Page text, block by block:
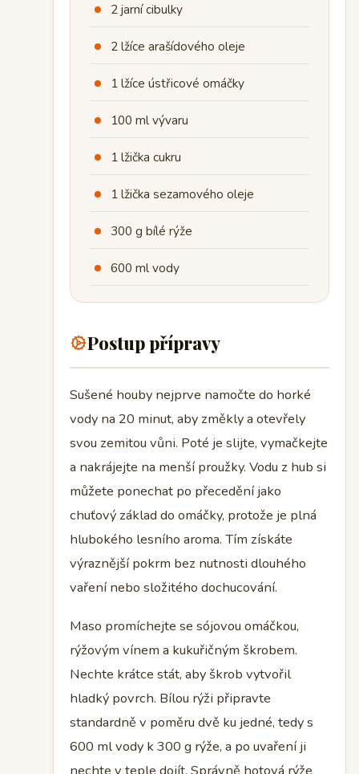
2 jarní cibulky
2 lžíce arašídového oleje
1 lžíce ústřicové omáčky
100 ml vývaru
1 lžička cukru
1 lžička sezamového oleje
300 g bílé rýže
600 ml vody
Postup přípravy
Sušené houby nejprve namočte do horké
vody na 20 minut, aby změkly a otevřely
svou zemitou vůni. Poté je slijte, vymačkejte
a nakrájejte na menší proužky. Vodu z hub si
můžete ponechat po přecedění jako
chuťový základ do omáčky, protože je plná
hlubokého lesního aroma. Tím získáte
výraznější pokrm bez nutnosti dlouhého
vaření nebo složitého dochucování.
Maso promíchejte se sójovou omáčkou,
rýžovým vínem a kukuřičným škrobem.
Nechte krátce stát, aby škrob vytvořil
hladký povrch. Bílou rýži připravte
standardně v poměru dvě ku jedné, tedy s
600 ml vody k 300 g rýže, a po uvaření ji